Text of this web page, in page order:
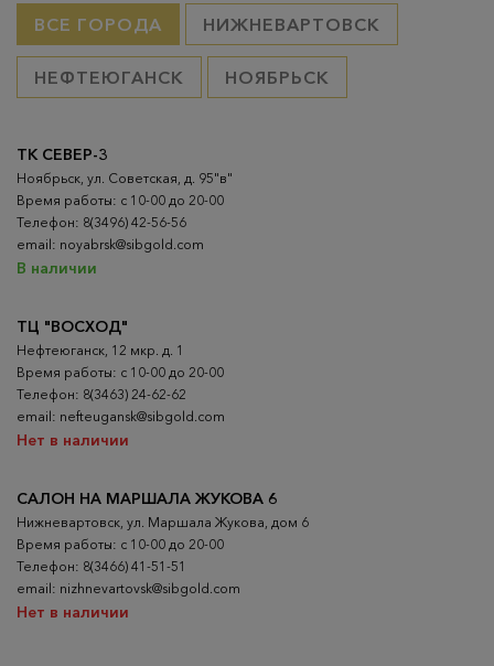
ВСЕ ГОРОДА НИЖНЕВАРТОВСК
НЕФТЕЮГАНСК НОЯБРЬСК
ТК СЕВЕР-3
Ноябрьск, ул. Советская, д. 95"в"
Время работы: с 10-00 до 20-00
Телефон: 8(3496) 42-56-56
email: noyabrsk@sibgold.com
В наличии
ТЦ "ВОСХОД"
Нефтеюганск, 12 мкр. д. 1
Время работы: с 10-00 до 20-00
Телефон: 8(3463) 24-62-62
email: nefteugansk@sibgold.com
Нет в наличии
САЛОН НА МАРШАЛА ЖУКОВА 6
Нижневартовск, ул. Маршала Жукова, дом 6
Время работы: с 10-00 до 20-00
Телефон: 8(3466) 41-51-51
email: nizhnevartovsk@sibgold.com
Нет в наличии